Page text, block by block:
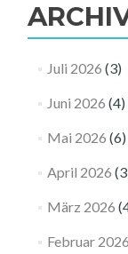
Juli 2026 (3)
Juni 2026 (4)
Mai 2026 (6)
April 2026
März 2026
Februar 2026